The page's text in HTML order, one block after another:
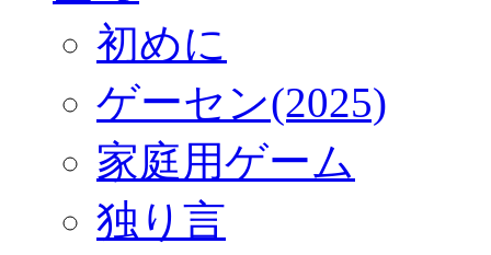
初めに
ゲーセン(2025)
家庭用ゲーム
独り言